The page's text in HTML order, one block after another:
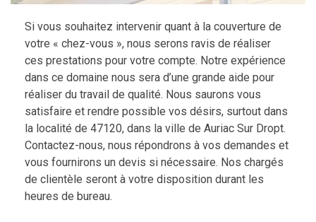
Si vous souhaitez intervenir quant à la couverture de
votre « chez-vous », nous serons ravis de réaliser
ces prestations pour votre compte. Notre expérience
dans ce domaine nous sera d’une grande aide pour
réaliser du travail de qualité. Nous saurons vous
satisfaire et rendre possible vos désirs, surtout dans
la localité de 47120, dans la ville de Auriac Sur Dropt.
Contactez-nous, nous répondrons à vos demandes et
vous fournirons un devis si nécessaire. Nos chargés
de clientèle seront à votre disposition durant les
heures de bureau.